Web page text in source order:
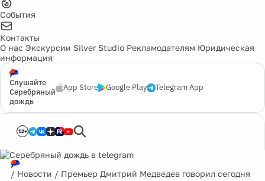
События
Контакты
О нас Экскурсии Silver Studio Рекламодателям Юридическая
информация
Слушайте
Серебряный
дождь
App Store Google Play Telegram App
12+
/ Новости / Премьер Дмитрий Медведев говорил сегодня